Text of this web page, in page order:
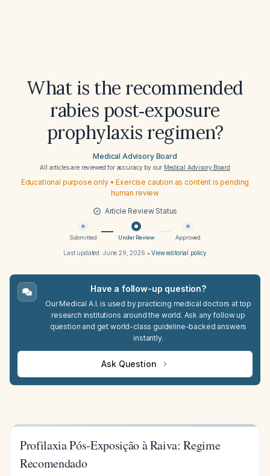
What is the recommended
rabies post‑exposure
prophylaxis regimen?
Medical Advisory Board
All articles are reviewed for accuracy by our Medical Advisory Board
Educational purpose only • Exercise caution as content is pending
human review
Article Review Status
Submitted Under Review Approved
Last updated: June 29, 2026 •View editorial policy
Have a follow-up question?
Our Medical A.I. is used by practicing medical doctors at top
research institutions around the world. Ask any follow up
question and get world-class guideline-backed answers
instantly.
Ask Question
Profilaxia Pós-Exposição à Raiva: Regime
Recomendado